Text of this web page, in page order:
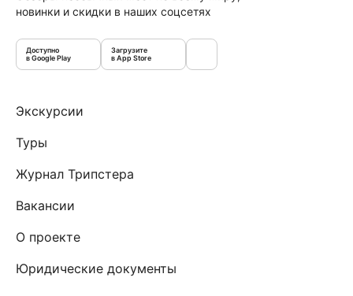
новинки и скидки в наших соцсетях
Доступно
в Google Play
Загрузите
в App Store
Экскурсии
Туры
Журнал Трипстера
Вакансии
О проекте
Юридические документы